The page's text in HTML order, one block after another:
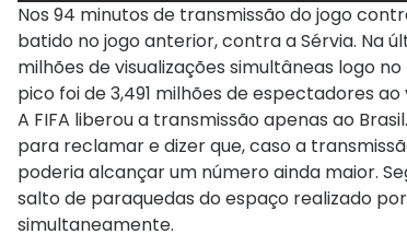
Nos 94 minutos de transmissão do jogo
batido no jogo anterior, contra a Sérvia. Na
milhões de visualizações simultâneas logo
pico foi de 3,491 milhões de espectadores
A FIFA liberou a transmissão apenas ao
para reclamar e dizer que, caso a
poderia alcançar um número ainda maior.
salto de paraquedas do espaço realizado
simultaneamente.